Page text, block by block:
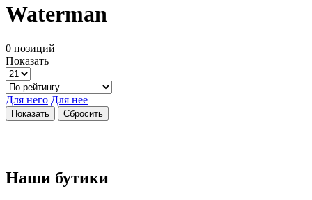
Waterman
0 позиций
Показать
Для него Для нее
Наши бутики